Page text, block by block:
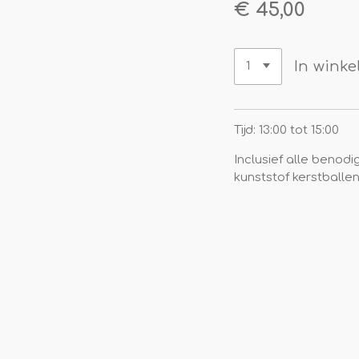
€ 45,00
In
Tijd: 13:00 tot 15:00
Inclusief alle
kunststof